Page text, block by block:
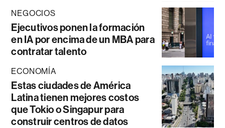
NEGOCIOS
Ejecutivos ponen la formación
en IA por encima de un MBA para
contratar talento
ECONOMÍA
Estas ciudades de América
Latina tienen mejores costos
que Tokio o Singapur para
construir centros de datos